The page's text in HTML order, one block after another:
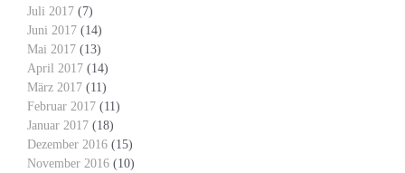
Juli 2017 (7)
Juni 2017 (14)
Mai 2017 (13)
April 2017 (14)
März 2017 (11)
Februar 2017 (11)
Januar 2017 (18)
Dezember 2016 (15)
November 2016 (10)